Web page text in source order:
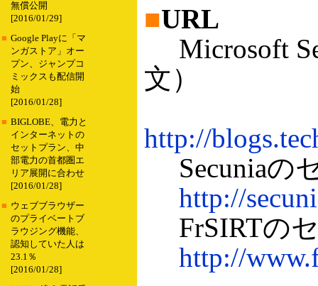
無償公開
[2016/01/29]
■ Google Playに「マ
ンガストア」オー
プン、ジャンプコ
ミックスも配信開
始
[2016/01/28]
■ BIGLOBE、電力と
インターネットの
セットプラン、中
部電力の首都圏エ
リア展開に合わせ
[2016/01/28]
■ ウェブブラウザー
のプライベートブ
ラウジング機能、
認知していた人は
23.1％
[2016/01/28]
■URL
Microsoft
文）
http://
Secuniaの
http://
FrSIRTの
http://